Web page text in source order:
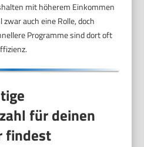
mit höherem Einkommen
auch eine Rolle, doch
Programme sind dort oft
für deinen
findest